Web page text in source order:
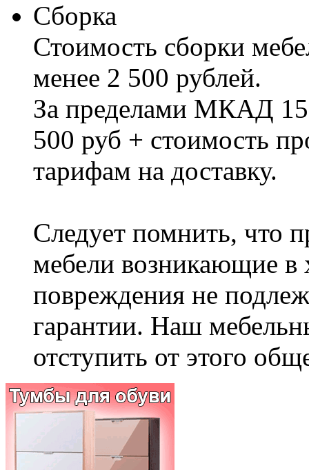
Сборка
Стоимость сборки
менее 2 500 рублей.
За пределами МКАД
500 руб + стоимость
тарифам на доставку.
Следует помнить, что
мебели возникающие в
повреждения не
гарантии. Наш
отступить от этого